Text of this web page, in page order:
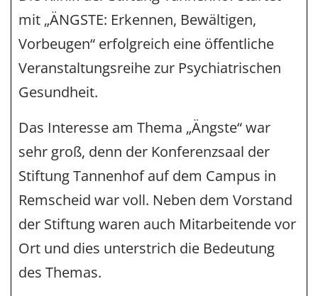
mit „ÄNGSTE: Erkennen, Bewältigen,
Vorbeugen“ erfolgreich eine öffentliche
Veranstaltungsreihe zur Psychiatrischen
Gesundheit.
Das Interesse am Thema „Ängste“ war
sehr groß, denn der Konferenzsaal der
Stiftung Tannenhof auf dem Campus in
Remscheid war voll. Neben dem Vorstand
der Stiftung waren auch Mitarbeitende vor
Ort und dies unterstrich die Bedeutung
des Themas.